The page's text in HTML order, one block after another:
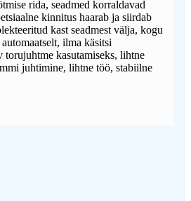
rida, seadmed korraldavad
kinnitus haarab ja siirdab
kast seadmest välja, kogu
ilma käsitsi
torujuhtme kasutamiseks, lihtne
juhtimine, lihtne töö, stabiilne